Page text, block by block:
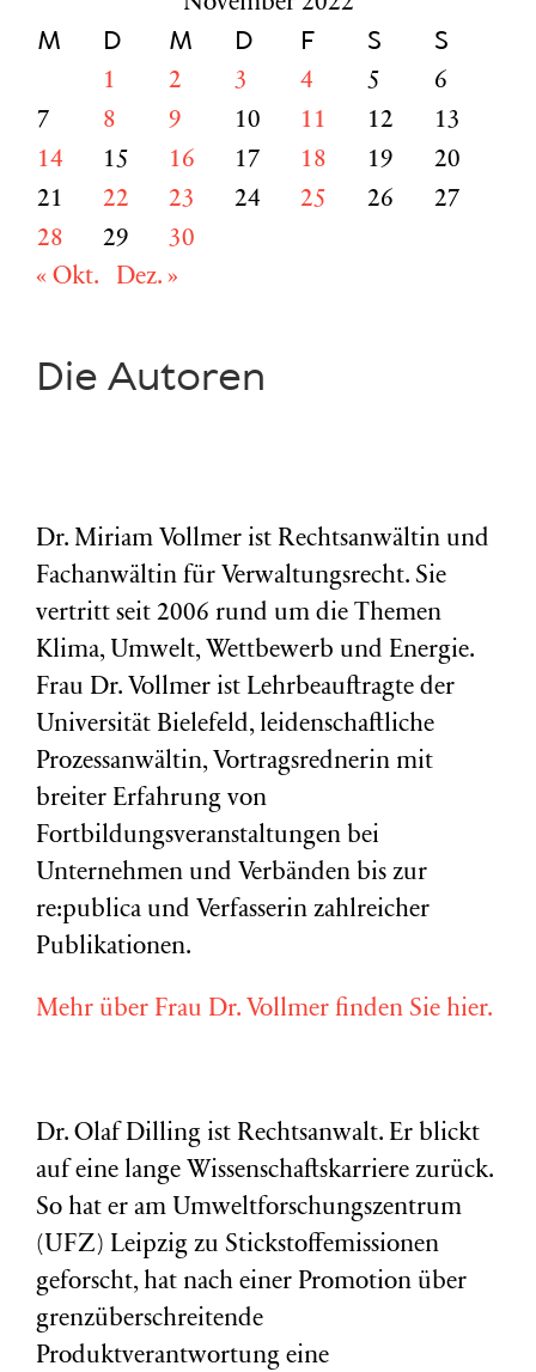
M D M D F S S
1 2 3 4 5
6
7
8 9 10 11 12
13
14
15 16 17 18 19
20
21
22 23 24 25 26
27
28
29
30
« Okt.
Dez. »
Die Autoren
Dr. Miriam Vollmer ist Rechtsanwältin und
Fachanwältin für Verwaltungsrecht. Sie
vertritt seit 2006 rund um die Themen
Klima, Umwelt, Wettbewerb und Energie.
Frau Dr. Vollmer ist Lehrbeauftragte der
Universität Bielefeld, leidenschaftliche
Prozessanwältin, Vortragsrednerin mit
breiter Erfahrung von
Fortbildungsveranstaltungen bei
Unternehmen und Verbänden bis zur
re:publica und Verfasserin zahlreicher
Publikationen.
Mehr über Frau Dr. Vollmer finden Sie hier.
Dr. Olaf Dilling ist Rechtsanwalt. Er blickt
auf eine lange Wissenschaftskarriere zurück.
So hat er am Umweltforschungszentrum
(UFZ) Leipzig zu Stickstoffemissionen
geforscht, hat nach einer Promotion über
grenzüberschreitende
Produktverantwortung eine